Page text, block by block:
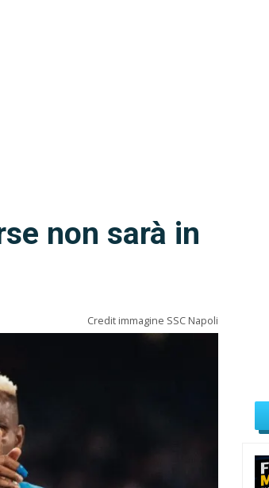
non sarà in
Credit immagine SSC Napoli